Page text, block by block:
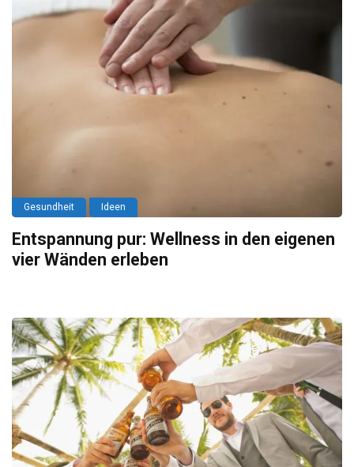
Gesundheit Ideen
Entspannung pur: Wellness in den eigenen
vier Wänden erleben